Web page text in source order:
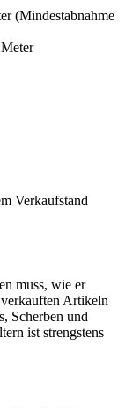
(Mindestabnahme
Verkaufstand
muss, wie er
Artikeln
Scherben und
ist strengstens